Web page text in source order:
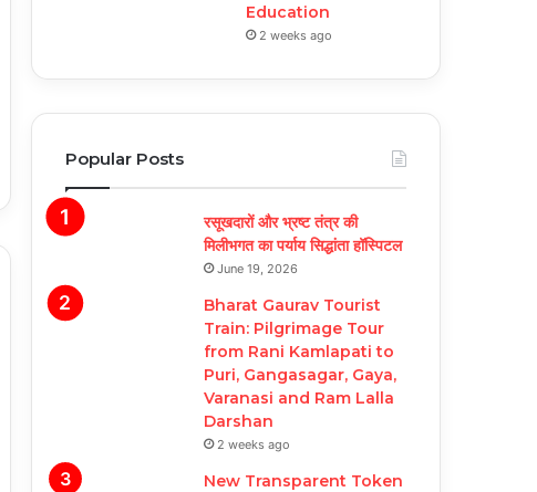
Education
2 weeks ago
Popular Posts
रसूखदारों और भ्रष्ट तंत्र की
मिलीभगत का पर्याय सिद्धांता हॉस्पिटल
June 19, 2026
Bharat Gaurav Tourist
Train: Pilgrimage Tour
from Rani Kamlapati to
Puri, Gangasagar, Gaya,
Varanasi and Ram Lalla
Darshan
2 weeks ago
New Transparent Token